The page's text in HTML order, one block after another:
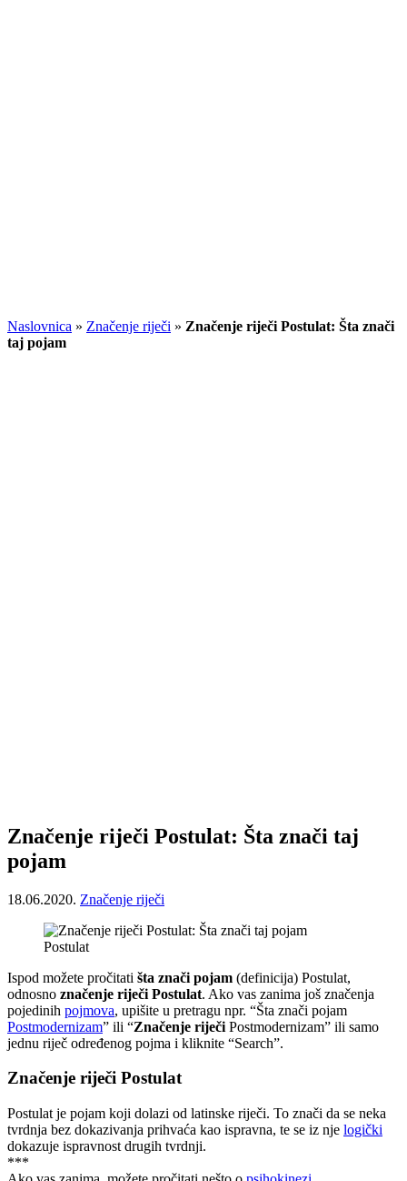
Naslovnica » Značenje riječi » Značenje riječi Postulat: Šta znači
taj pojam
Značenje riječi Postulat: Šta znači taj
pojam
18.06.2020. Značenje riječi
Postulat
Ispod možete pročitati šta znači pojam (definicija) Postulat,
odnosno značenje riječi Postulat. Ako vas zanima još značenja
pojedinih pojmova, upišite u pretragu npr. “Šta znači pojam
Postmodernizam” ili “Značenje riječi Postmodernizam” ili samo
jednu riječ određenog pojma i kliknite “Search”.
Značenje riječi Postulat
Postulat je pojam koji dolazi od latinske riječi. To znači da se neka
tvrdnja bez dokazivanja prihvaća kao ispravna, te se iz nje logički
dokazuje ispravnost drugih tvrdnji.
***